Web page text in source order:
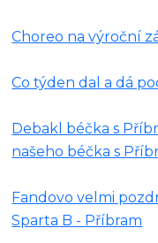
Choreo na výroční
Co týden dal a dá
Debakl béčka s
našeho béčka s
Fandovo velmi
Sparta B - Příbram